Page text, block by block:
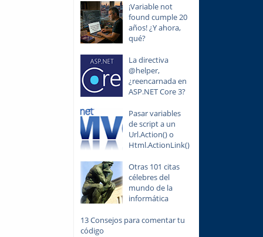
¡Variable not
found cumple 20
años! ¿Y ahora,
qué?
La directiva
@helper,
¿reencarnada en
ASP.NET Core 3?
Pasar variables
de script a un
Url.Action() o
Html.ActionLink()
Otras 101 citas
célebres del
mundo de la
informática
13 Consejos para comentar tu
código